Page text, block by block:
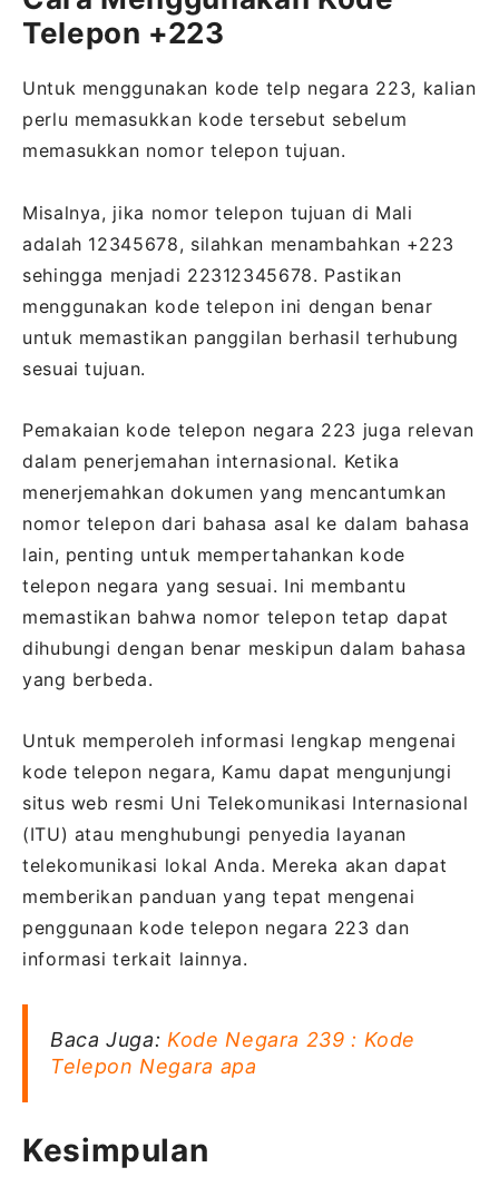
Telepon +223
Untuk menggunakan kode telp negara 223, kalian
perlu memasukkan kode tersebut sebelum
memasukkan nomor telepon tujuan.
Misalnya, jika nomor telepon tujuan di Mali
adalah 12345678, silahkan menambahkan +223
sehingga menjadi 22312345678. Pastikan
menggunakan kode telepon ini dengan benar
untuk memastikan panggilan berhasil terhubung
sesuai tujuan.
Pemakaian kode telepon negara 223 juga relevan
dalam penerjemahan internasional. Ketika
menerjemahkan dokumen yang mencantumkan
nomor telepon dari bahasa asal ke dalam bahasa
lain, penting untuk mempertahankan kode
telepon negara yang sesuai. Ini membantu
memastikan bahwa nomor telepon tetap dapat
dihubungi dengan benar meskipun dalam bahasa
yang berbeda.
Untuk memperoleh informasi lengkap mengenai
kode telepon negara, Kamu dapat mengunjungi
situs web resmi Uni Telekomunikasi Internasional
(ITU) atau menghubungi penyedia layanan
telekomunikasi lokal Anda. Mereka akan dapat
memberikan panduan yang tepat mengenai
penggunaan kode telepon negara 223 dan
informasi terkait lainnya.
Baca Juga: Kode Negara 239 : Kode
Telepon Negara apa
Kesimpulan